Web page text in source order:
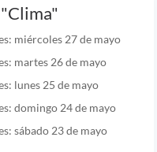
miércoles 27 de mayo
martes 26 de mayo
lunes 25 de mayo
domingo 24 de mayo
sábado 23 de mayo